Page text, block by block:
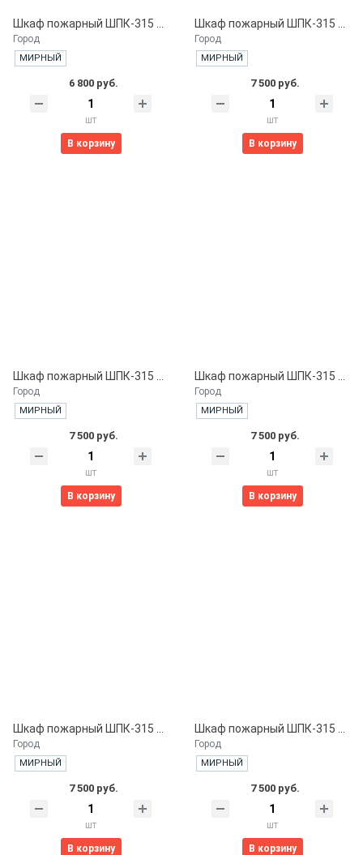
Шкаф пожарный ШПК-315 ВЗБ. встроенный закрытый белый
Город
МИРНЫЙ
6 800 руб.
шт
В корзину
Шкаф пожарный ШПК-315 ВЗК. встроенный закрытый красный
Город
МИРНЫЙ
7 500 руб.
шт
В корзину
Город
МИРНЫЙ
7 500 руб.
шт
В корзину
Город
МИРНЫЙ
7 500 руб.
шт
В корзину
Город
МИРНЫЙ
7 500 руб.
шт
В корзину
Город
МИРНЫЙ
7 500 руб.
шт
В корзину